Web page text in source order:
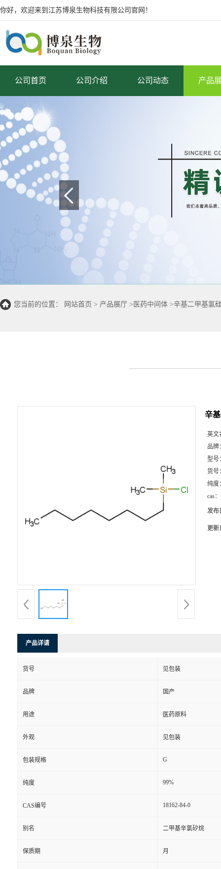
你好，欢迎来到江苏博泉生物科技有限公司官网！
公司首页 公司介绍 公司动态 产品
您当前的位置： 网站首页 > 产品展厅 > 医药中间体 >辛基二甲基氯
辛
英文
品牌
型号
货号
纯度
cas：
发布
更新
产品详请
货号 见包装
品牌 国产
用途 医药原料
外观 见包装
包装规格 G
纯度 99%
CAS编号 18162-84-0
别名 二甲基辛氯矽烷
保质期 月